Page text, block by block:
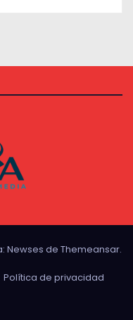
Newses de Themeansar.
Política de privacidad